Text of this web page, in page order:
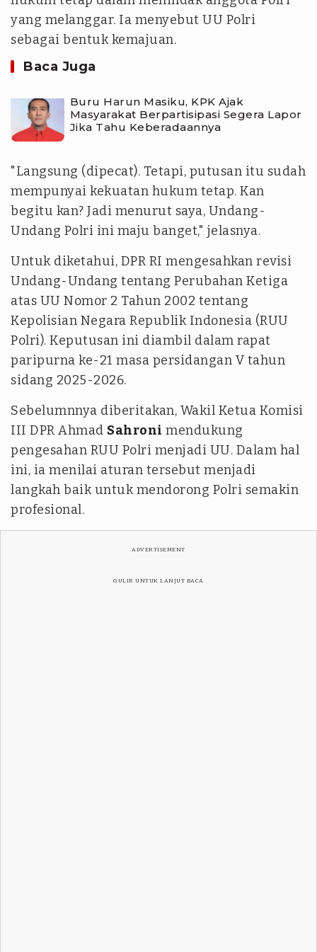
yang melanggar. Ia menyebut UU Polri
sebagai bentuk kemajuan.
Baca Juga
Buru Harun Masiku, KPK Ajak
Masyarakat Berpartisipasi Segera Lapor
Jika Tahu Keberadaannya
"Langsung (dipecat). Tetapi, putusan itu sudah
mempunyai kekuatan hukum tetap. Kan
begitu kan? Jadi menurut saya, Undang-
Undang Polri ini maju banget," jelasnya.
Untuk diketahui, DPR RI mengesahkan revisi
Undang-Undang tentang Perubahan Ketiga
atas UU Nomor 2 Tahun 2002 tentang
Kepolisian Negara Republik Indonesia (RUU
Polri). Keputusan ini diambil dalam rapat
paripurna ke-21 masa persidangan V tahun
sidang 2025-2026.
Sebelumnnya diberitakan, Wakil Ketua Komisi
III DPR Ahmad Sahroni mendukung
pengesahan RUU Polri menjadi UU. Dalam hal
ini, ia menilai aturan tersebut menjadi
langkah baik untuk mendorong Polri semakin
profesional.
ADVERTISEMENT
GULIR UNTUK LANJUT BACA